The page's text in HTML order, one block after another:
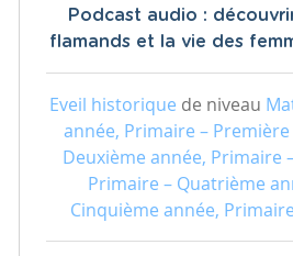
Podcast audio :
flamands et la vie des
Eveil historique de niveau
année, Primaire –
Deuxième année, Primaire
Primaire – Quatrième
Cinquième année,